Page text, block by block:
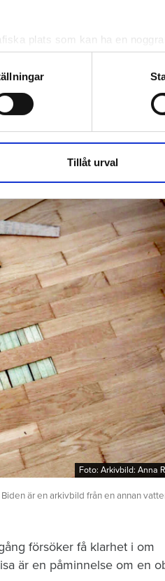
plats som kan ha en
skanna den för specifika
behandlas och ställ in dina
från cookie-förklaringen.
även sådana
som vi samarbetar
Tillåt urval
vatten genom taket.
sig att den är större än
spridit sig in i både kök
Foto: Arkivbild: Anna
Foto: Arkivbild: Anna
är en arkivbild från en annan
försöker få klarhet i om
är en påminnelse om en